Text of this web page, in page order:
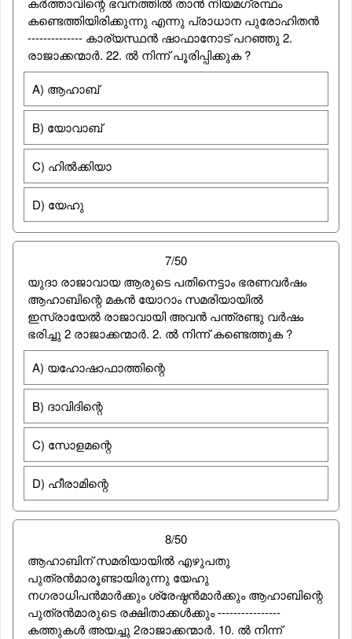
കണ്ടെത്തിയിരിക്കുന്നു എന്നു പ്രാധാന പുരോഹിതന്‍
-------------- കാര്യസ്ഥന്‍ ഷാഫാനോട്‌ പറഞ്ഞു 2.
രാജാക്കന്മാര്‍. 22. ല്‍ നിന്ന് പൂരിപ്പിക്കുക ?
A) ആഹാബ്
B) യോവാബ്
C) ഹില്‍ക്കിയാ
D) യേഹു
7/50
യുദാ രാജാവായ ആരുടെ പതിനെട്ടാം ഭരണവര്‍ഷം
ആഹാബിന്റെ മകന്‍ യോറാം സമരിയായില്‍
ഇസ്രായേല്‍ രാജാവായി അവന്‍ പന്ത്രണ്ടു വര്‍ഷം
ഭരിച്ചു 2 രാജാക്കന്മാര്‍. 2. ല്‍ നിന്ന് കണ്ടെത്തുക ?
A) യഹോഷാഫാത്തിന്റെ
B) ദാവിദിന്റെ
C) സോളമന്റെ
D) ഹീരാമിന്റെ
8/50
ആഹാബിന് സമരിയായില്‍ എഴുപതു
പുത്രന്‍മാരൂണ്ടായിരുന്നു യേഹു
നഗരാധിപന്‍മാര്‍ക്കും ശ്രേഷ്ഠന്‍മാര്‍ക്കും ആഹാബിന്റെ
പുത്രന്‍മാരുടെ രക്ഷിതാക്കള്‍ക്കും ----------------
കത്തുകള്‍ അയച്ചു 2രാജാക്കന്മാര്‍. 10. ല്‍ നിന്ന്